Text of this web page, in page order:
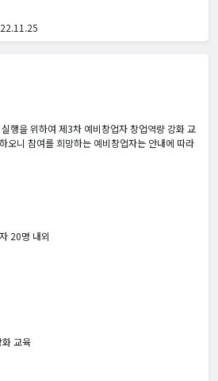
행을 위하여 제3차 예비창업자 창업역량 강화 교
오니 참여를 희망하는 예비창업자는 안내에 따라
20명 내외
교육